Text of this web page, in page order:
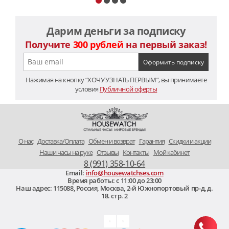
Дарим деньги за подписку
Получите 300 рублей на первый заказ!
Нажимая на кнопку “ХОЧУ УЗНАТЬ ПЕРВЫМ”, вы принимаете
условия Публичной оферты
O нас Доставка/Оплата Обмен и возврат Гарантия Скидки и акции
Наши часы на руке Отзывы Контакты Мой кабинет
8 (991) 358-10-64
Email: info@housewatchses.com
Время работы: c 11:00 до 23:00
Наш адрес: 115088,Россия, Москва,2-й Южнопортовый пр-д, д.
18. стр. 2